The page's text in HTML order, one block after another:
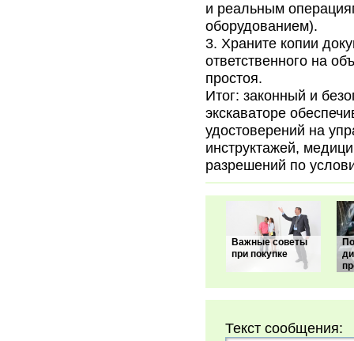
и реальным
оборудованием).
Храните копии
ответственного на
простоя.
Итог: законный и
экскаваторе
удостоверений на
инструктажей,
разрешений по
Важные советы
при покупке
Текст сообщения: